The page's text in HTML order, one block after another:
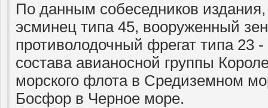
По данным собеседников
эсминец типа 45, вооруженный
противолодочный фрегат типа 23
состава авианосной группы
морского флота в Средиземном
Босфор в Черное море.